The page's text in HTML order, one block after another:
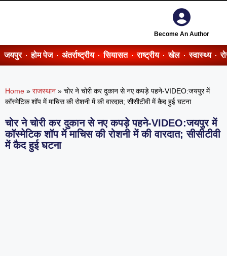
Become An Author
जयपुर होम पेज अंतर्राष्ट्रीय सियासत राष्ट्रीय खेल स्वास्थ्य
Home » राजस्थान » चोर ने चोरी कर दुकान से नए कपड़े पहने-VIDEO:जयपुर में
कॉस्मेटिक शॉप में माचिस की रोशनी में की वारदात; सीसीटीवी में कैद हुई घटना
चोर ने चोरी कर दुकान से नए कपड़े पहने-VIDEO:जयपुर में
कॉस्मेटिक शॉप में माचिस की रोशनी में की वारदात; सीसीटीवी
में कैद हुई घटना